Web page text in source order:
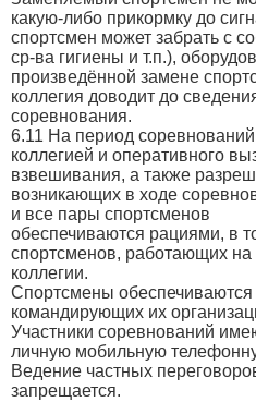
какую-либо прикормку до
спортсмен может забрать с
ср-ва гигиены и т.п.),
произведённой замене
коллегия доводит до
соревнования.
6.11 На период
коллегией и оперативного
взвешивания, а также
возникающих в ходе
и все пары спортсменов
обеспечиваются рациями, в
спортсменов, работающих на
коллегии.
Спортсмены обеспечиваются
командирующих их
Участники соревнований
личную мобильную
Ведение частных
запрещается.